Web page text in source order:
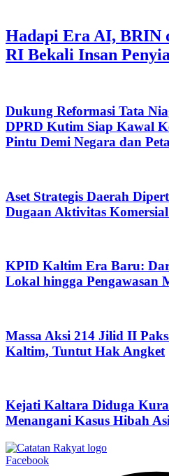
Hadapi Era AI, BRIN
RI Bekali Insan
Dukung Reformasi Tata
DPRD Kutim Siap Kawal
Pintu Demi Negara dan
Aset Strategis Daerah
Dugaan Aktivitas
KPID Kaltim Era Baru:
Lokal hingga Pengawasan
Massa Aksi 214 Jilid II
Kaltim, Tuntut Hak Angket
Kejati Kaltara Diduga
Menangani Kasus Hibah
Facebook